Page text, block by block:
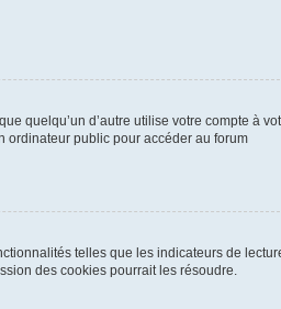
quelqu’un d’autre utilise votre compte à
ordinateur public pour accéder au forum
telles que les indicateurs de
des cookies pourrait les résoudre.